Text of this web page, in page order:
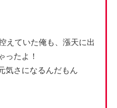
えていた俺も、漲天に出
ったよ！
気さになるんだもん